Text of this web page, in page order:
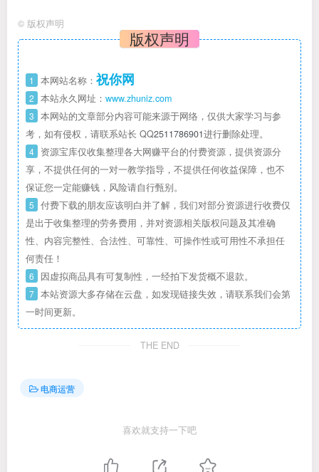
© 版权声明
版权声明
1 本网站名称： 祝你网
2 本站永久网址： www.zhuniz.com
3 本网站的文章部分内容可能来源于网络，仅供大家学习与参
考，如有侵权，请联系站长 QQ2511786901进行删除处理。
4 资源宝库仅收集整理各大网赚平台的付费资源，提供资源分
享，不提供任何的一对一教学指导，不提供任何收益保障，也不
保证您一定能赚钱，风险请自行甄别。
5 付费下载的朋友应该明白并了解，我们对部分资源进行收费仅
是出于收集整理的劳务费用，并对资源相关版权问题及其准确
性、内容完整性、合法性、可靠性、可操作性或可用性不承担任
何责任！
6 因虚拟商品具有可复制性，一经拍下发货概不退款。
7 本站资源大多存储在云盘，如发现链接失效，请联系我们会第
一时间更新。
THE END
电商运营
喜欢就支持一下吧